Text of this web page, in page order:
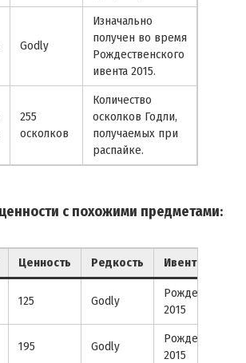
Godly
Изначально
получен во время
Рождественского
ивента 2015.
255
осколков
Количество
осколков Годли,
получаемых при
распайке.
с похожими предметами:
Ценность Редкость Ивент
125 Godly
Рождество
2015
195 Godly
Рождество
2015